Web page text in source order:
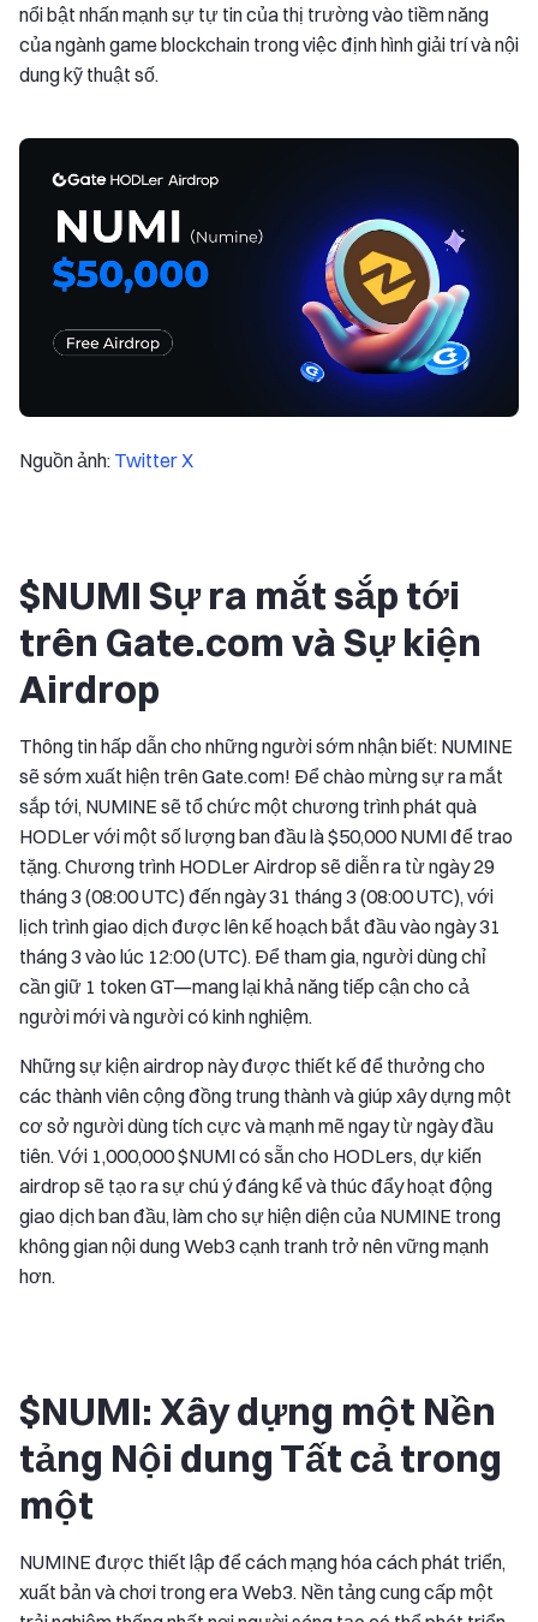
nổi bật nhấn mạnh sự tự tin của thị trường vào tiềm năng
của ngành game blockchain trong việc định hình giải trí và nội
dung kỹ thuật số.
Nguồn ảnh: Twitter X
$NUMI Sự ra mắt sắp tới
trên Gate.com và Sự kiện
Airdrop
Thông tin hấp dẫn cho những người sớm nhận biết: NUMINE
sẽ sớm xuất hiện trên Gate.com! Để chào mừng sự ra mắt
sắp tới, NUMINE sẽ tổ chức một chương trình phát quà
HODLer với một số lượng ban đầu là $50,000 NUMI để trao
tặng. Chương trình HODLer Airdrop sẽ diễn ra từ ngày 29
tháng 3 (08:00 UTC) đến ngày 31 tháng 3 (08:00 UTC), với
lịch trình giao dịch được lên kế hoạch bắt đầu vào ngày 31
tháng 3 vào lúc 12:00 (UTC). Để tham gia, người dùng chỉ
cần giữ 1 token GT—mang lại khả năng tiếp cận cho cả
người mới và người có kinh nghiệm.
Những sự kiện airdrop này được thiết kế để thưởng cho
các thành viên cộng đồng trung thành và giúp xây dựng một
cơ sở người dùng tích cực và mạnh mẽ ngay từ ngày đầu
tiên. Với 1,000,000 $NUMI có sẵn cho HODLers, dự kiến
airdrop sẽ tạo ra sự chú ý đáng kể và thúc đẩy hoạt động
giao dịch ban đầu, làm cho sự hiện diện của NUMINE trong
không gian nội dung Web3 cạnh tranh trở nên vững mạnh
hơn.
$NUMI: Xây dựng một Nền
tảng Nội dung Tất cả trong
một
NUMINE được thiết lập để cách mạng hóa cách phát triển,
xuất bản và chơi trong era Web3. Nền tảng cung cấp một